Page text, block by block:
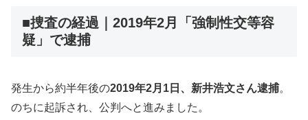
■捜査の経過｜2019年2月「強制性交等容
疑」で逮捕
発生から約半年後の2019年2月1日、新井浩文さん逮捕。
のちに起訴され、公判へと進みました。